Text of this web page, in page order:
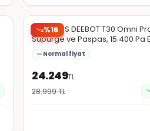
%16
Hepsiburada
ECOVACS DEEBOT T30 Omni
Süpürge ve Paspas, 15.400 Pa
Gücü, Otomatik Toz Boşaltma,
Hava ile Kurutma, 200 Dakikaya
Çalışma , Evcil Hayvan Tüyleri
İçin Temizlik
Normal fiyat
24.249TL
28.999TL